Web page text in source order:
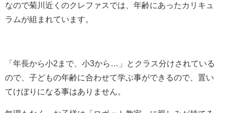
なので菊川近くのクレファスでは、年齢にあったカリキュ
ラムが組まれています。
「年長から小2まで、小3から…」とクラス分けされている
ので、子どもの年齢に合わせて学ぶ事ができるので、置い
てけぼりになる事はありません。